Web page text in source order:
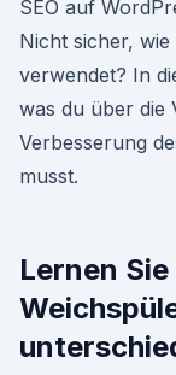
SEO auf
Nicht sicher, wie
verwendet? In
was du über die
Verbesserung
musst.
Lernen